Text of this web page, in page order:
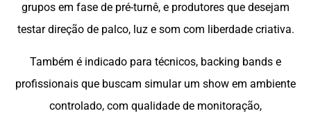
grupos em fase de pré-turnê, e produtores que desejam
testar direção de palco, luz e som com liberdade criativa.
Também é indicado para técnicos, backing bands e
profissionais que buscam simular um show em ambiente
controlado, com qualidade de monitoração,